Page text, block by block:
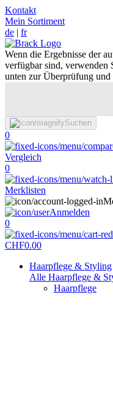
Kontakt
Mein Sortiment
de | fr
Wenn die Ergebnisse der
verfügbar sind, verwenden
unten zur Überprüfung
Suchen
0
Vergleich
0
Merklisten
Anmelden
0
CHF0.00
Haarpflege & Styling
Alle Haarpflege &
Haarpflege